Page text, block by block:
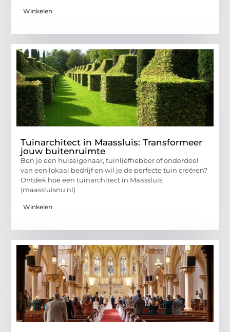
Winkelen
Tuinarchitect in Maassluis: Transformeer
jouw buitenruimte
Ben je een huiseigenaar, tuinliefhebber of onderdeel
van een lokaal bedrijf en wil je de perfecte tuin creëren?
Ontdek hoe een tuinarchitect in Maassluis
(maassluisnu.nl)
Winkelen